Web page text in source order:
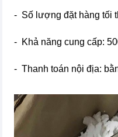
- Số lượng đặt hàng tối
- Khả năng cung cấp:
- Thanh toán nội địa: